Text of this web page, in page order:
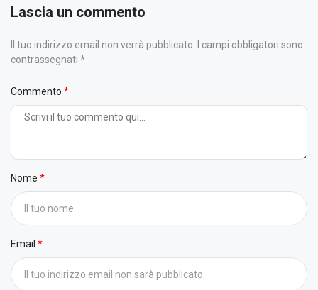
Lascia un commento
Il tuo indirizzo email non verrà pubblicato. I campi obbligatori sono
contrassegnati *
Commento
Nome
Email